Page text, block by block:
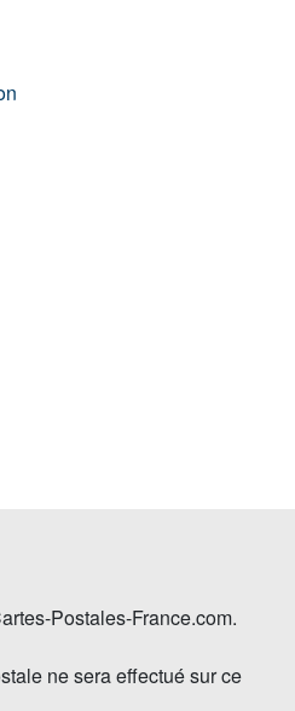
Postales-France.com.
ne sera effectué sur ce